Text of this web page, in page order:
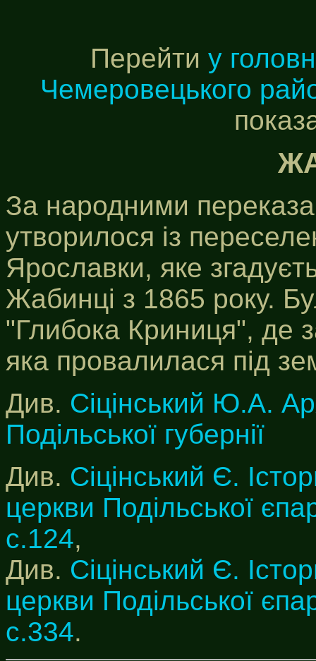
Перейти у
Чемеровецького
За народними
утворилося із
Ярославки, яке
Жабинці з 1865 року.
"Глибока Криниця", де
яка провалилася під
Див. Сіцінський Ю.А.
Подільської губернії
Див. Сіцінський Є.
церкви Подільської
с.124,
Див. Сіцінський Є.
церкви Подільської
с.334.